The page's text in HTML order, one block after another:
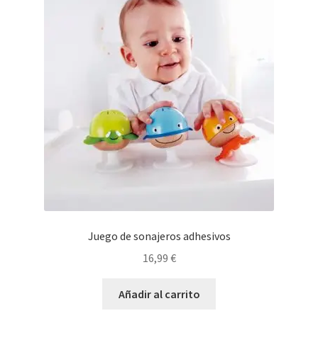
la
página
de
producto
Juego de sonajeros adhesivos
16,99 €
Añadir al carrito